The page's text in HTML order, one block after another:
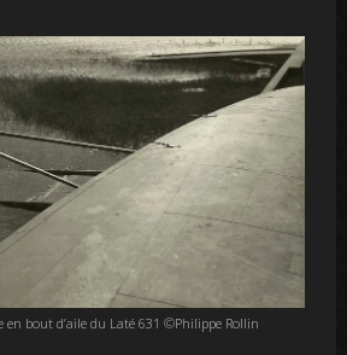
en bout d’aile du Laté 631 ©Philippe Rollin